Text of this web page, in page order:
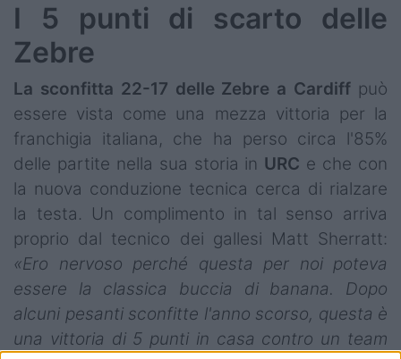
I 5 punti di scarto delle
Zebre
La sconfitta 22-17 delle Zebre a Cardiff può
essere vista come una mezza vittoria per la
franchigia italiana, che ha perso circa l'85%
delle partite nella sua storia in URC e che con
la nuova conduzione tecnica cerca di rialzare
la testa. Un complimento in tal senso arriva
proprio dal tecnico dei gallesi Matt Sherratt:
«Ero nervoso perché questa per noi poteva
essere la classica buccia di banana. Dopo
alcuni pesanti sconfitte l'anno scorso, questa è
una vittoria di 5 punti in casa contro un team